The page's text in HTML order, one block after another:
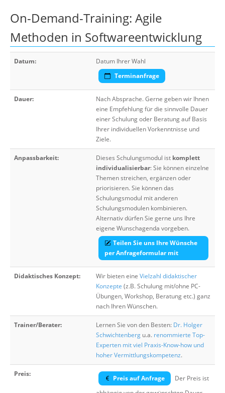
On-Demand-Training: Agile
Methoden in Softwareentwicklung
Datum:
Datum Ihrer Wahl
Terminanfrage
Dauer:
Nach Absprache. Gerne geben wir Ihnen
eine Empfehlung für die sinnvolle Dauer
einer Schulung oder Beratung auf Basis
Ihrer individuellen Vorkenntnisse und
Ziele.
Anpassbarkeit: Dieses Schulungsmodul ist komplett
individualisierbar: Sie können einzelne
Themen streichen, ergänzen oder
priorisieren. Sie können das
Schulungsmodul mit anderen
Schulungsmodulen kombinieren.
Alternativ dürfen Sie gerne uns Ihre
eigene Wunschagenda vorgeben.
Teilen Sie uns Ihre Wünsche
per Anfrageformular mit
Didaktisches Konzept: Wir bieten eine Vielzahl didaktischer
Konzepte (z.B. Schulung mit/ohne PC-
Übungen, Workshop, Beratung etc.) ganz
nach Ihren Wünschen.
Trainer/Berater: Lernen Sie von den Besten: Dr. Holger
Schwichtenberg u.a. renommierte Top-
Experten mit viel Praxis-Know-how und
hoher Vermittlungskompetenz.
Preis:
Preis auf Anfrage
Der Preis ist